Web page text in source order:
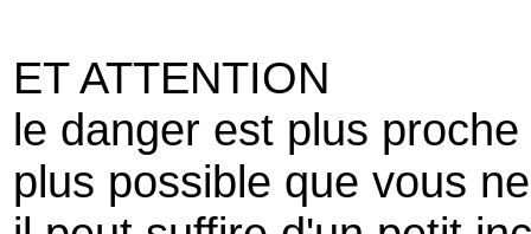
ET ATTENTION
le danger est plus proche
plus possible que vous